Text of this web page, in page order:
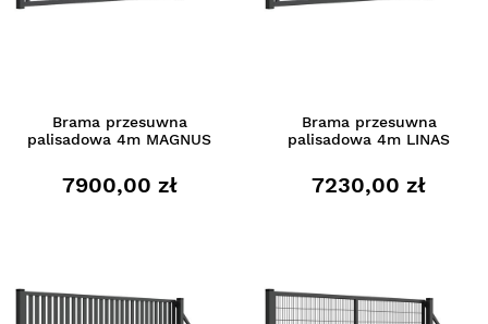
Brama przesuwna
palisadowa 4m MAGNUS
7900,00 zł
Brama przesuwna
palisadowa 4m LINAS
7230,00 zł